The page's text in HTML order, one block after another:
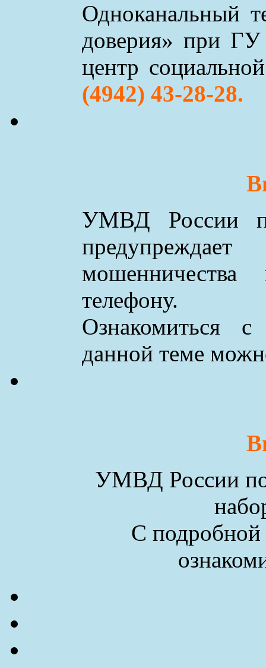
Одноканальный
доверия» при ГУ
центр
(4942) 43-28-28.
УМВД России
телефону.
Ознакомиться
данной теме
УМВД России по
С